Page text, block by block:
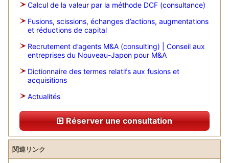
Calcul de la valeur par la méthode DCF (consultance)
Fusions, scissions, échanges d’actions, augmentations
et réductions de capital
Recrutement d’agents M&A (consulting) | Conseil aux
entreprises du Nouveau-Japon pour M&A
Dictionnaire des termes relatifs aux fusions et
acquisitions
Actualités
Réserver une consultation
関連リンク